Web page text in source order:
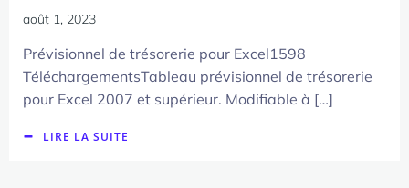
août 1, 2023
Prévisionnel de trésorerie pour Excel1598
TéléchargementsTableau prévisionnel de trésorerie
pour Excel 2007 et supérieur. Modifiable à […]
LIRE LA SUITE